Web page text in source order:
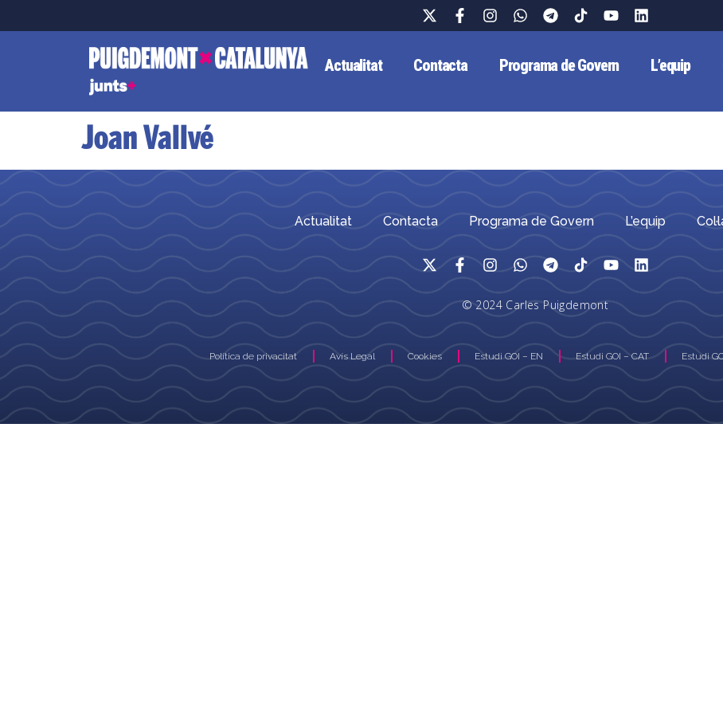
Actualitat Contacta Programa de Govern L’equip
Joan Vallvé
Actualitat Contacta Programa de Govern L’equip
© 2024 Carles Puigdemont
Política de privacitat Avís Legal Cookies Estudi GOI – EN Estudi GOI – CAT Estudi